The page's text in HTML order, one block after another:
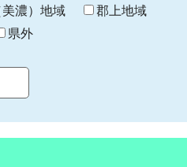
濃）地域
郡上地域
県外